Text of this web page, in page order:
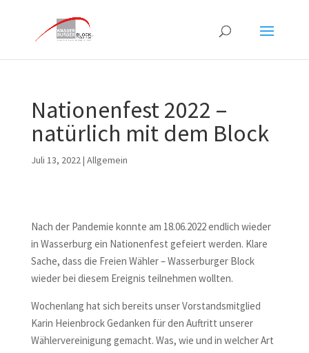
Nationenfest 2022 –
natürlich mit dem Block
Juli 13, 2022| Allgemein
Nach der Pandemie konnte am 18.06.2022 endlich wieder
in Wasserburg ein Nationenfest gefeiert werden. Klare
Sache, dass die Freien Wähler – Wasserburger Block
wieder bei diesem Ereignis teilnehmen wollten.
Wochenlang hat sich bereits unser Vorstandsmitglied
Karin Heienbrock Gedanken für den Auftritt unserer
Wählervereinigung gemacht. Was, wie und in welcher Art